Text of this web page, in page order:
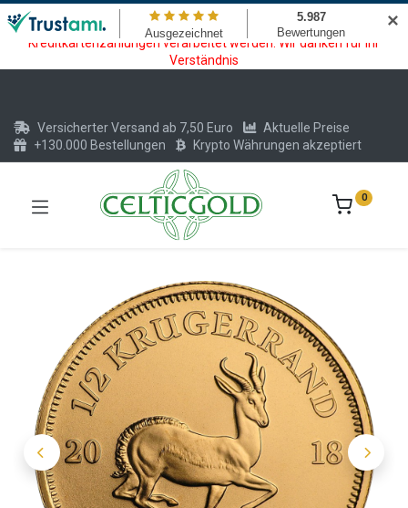
Wartungsarbeiten am Kreditkarten und Krypto Bezahlmodul. In der
Zeit vom 20.07. - 09.08.2026 können keine Krypto oder
Kreditkartenzahlungen verarbeitet werden. Wir danken für Ihr
Verständnis
Versicherter Versand ab 7,50 Euro
Aktuelle Preise
+130.000 Bestellungen
Krypto Währungen akzeptiert
0
✕